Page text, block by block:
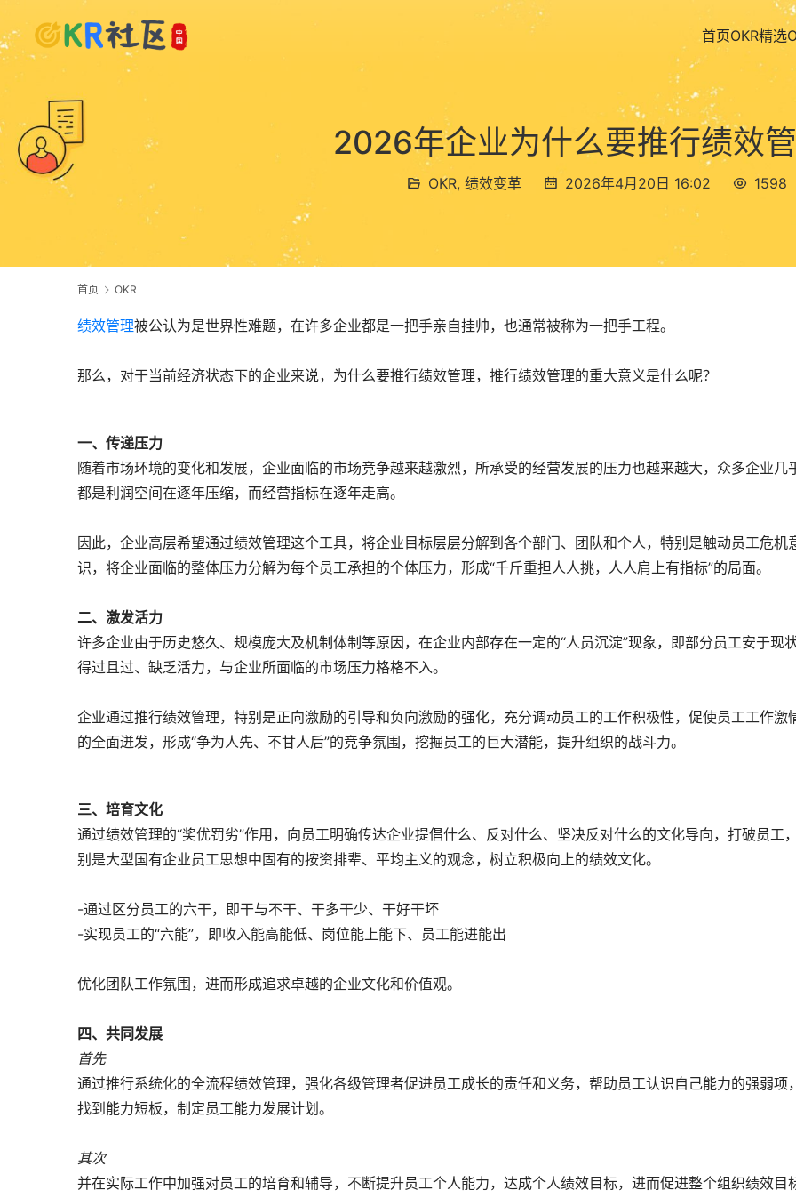
首页OKR精选
2026年企业为什么要推行绩效
OKR, 绩效变革 2026年4月20日 16:02 1598
首页 OKR
绩效管理被公认为是世界性难题，在许多企业都是一把手亲自挂帅，也通常被称为一把手工程。
那么，对于当前经济状态下的企业来说，为什么要推行绩效管理，推行绩效管理的重大意义是什么呢？
一、传递压力
随着市场环境的变化和发展，企业面临的市场竞争越来越激烈，所承受的经营发展的压力也越来越大，众多企业几
都是利润空间在逐年压缩，而经营指标在逐年走高。
因此，企业高层希望通过绩效管理这个工具，将企业目标层层分解到各个部门、团队和个人，特别是触动员工危机
识，将企业面临的整体压力分解为每个员工承担的个体压力，形成“千斤重担人人挑，人人肩上有指标”的局面。
二、激发活力
许多企业由于历史悠久、规模庞大及机制体制等原因，在企业内部存在一定的“人员沉淀”现象，即部分员工安于现
得过且过、缺乏活力，与企业所面临的市场压力格格不入。
企业通过推行绩效管理，特别是正向激励的引导和负向激励的强化，充分调动员工的工作积极性，促使员工工作激
的全面迸发，形成“争为人先、不甘人后”的竞争氛围，挖掘员工的巨大潜能，提升组织的战斗力。
三、培育文化
通过绩效管理的“奖优罚劣”作用，向员工明确传达企业提倡什么、反对什么、坚决反对什么的文化导向，打破员工
别是大型国有企业员工思想中固有的按资排辈、平均主义的观念，树立积极向上的绩效文化。
-通过区分员工的六干，即干与不干、干多干少、干好干坏
-实现员工的“六能”，即收入能高能低、岗位能上能下、员工能进能出
优化团队工作氛围，进而形成追求卓越的企业文化和价值观。
四、共同发展
首先
通过推行系统化的全流程绩效管理，强化各级管理者促进员工成长的责任和义务，帮助员工认识自己能力的强弱项
找到能力短板，制定员工能力发展计划。
其次
并在实际工作中加强对员工的培育和辅导，不断提升员工个人能力，达成个人绩效目标，进而促进整个组织绩效目